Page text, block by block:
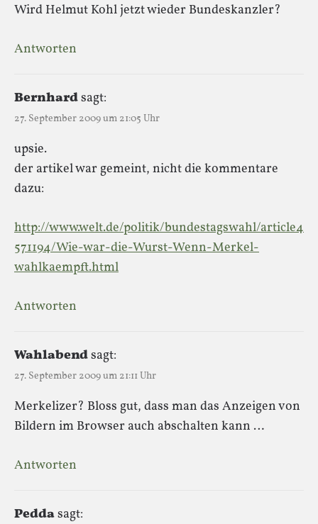
Wird Helmut Kohl jetzt wieder Bundeskanzler?
Antworten
Bernhardsagt:
27. September 2009 um 21:05 Uhr
upsie.
der artikel war gemeint, nicht die kommentare
dazu:
http://www.welt.de/politik/bundestagswahl/article4
571194/Wie-war-die-Wurst-Wenn-Merkel-
wahlkaempft.html
Antworten
Wahlabendsagt:
27. September 2009 um 21:11 Uhr
Merkelizer? Bloss gut, dass man das Anzeigen von
Bildern im Browser auch abschalten kann …
Antworten
Peddasagt: